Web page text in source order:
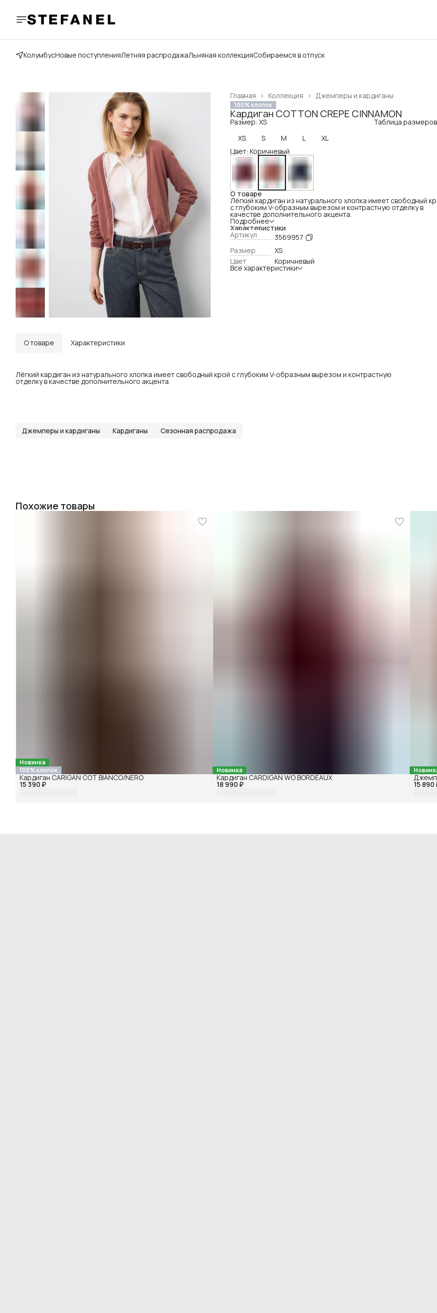
КолумбусНовые поступленияЛетняя распродажаЛьняная коллекцияСобираемся в отпуск
Джемперы и кардиганы
Коллекция ›
Главная ›
100% хлопок
Кардиган COTTON CREPE CINNAMON
Размер: XS
Таблица размеров
XS
S M L
XL
Цвет: Коричневый
О товаре
Лёгкий кардиган из натурального хлопка имеет свободный
с глубоким V-образным вырезом и контрастную отделку в
качестве дополнительного акцента.
Подробнее
Характеристики
Артикул
3569957
Размер
XS
Цвет
Коричневый
Все характеристики
О товаре Характеристики
Лёгкий кардиган из натурального хлопка имеет свободный крой с глубоким V-образным вырезом и контрастную
отделку в качестве дополнительного акцента.
Джемперы и кардиганы Кардиганы Сезонная распродажа
Похожие товары
Новинка
100% хлопок
15 390 ₽
Кардиган CARIGAN COT BIANCO/NERO
Новинка
18 990 ₽
Кардиган CARDIGAN WO BORDEAUX
15 890